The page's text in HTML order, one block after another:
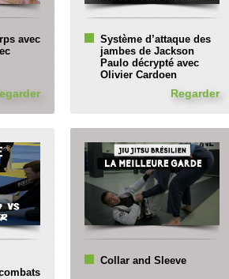
avec
Système d’attaque des
jambes de Jackson
Paulo décrypté avec
Olivier Cardoen
Regarder
Collar and Sleeve